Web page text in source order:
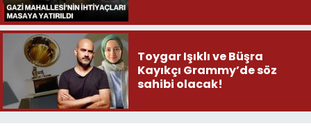
Toygar Işıklı ve Büşra
Kayıkçı Grammy’de söz
sahibi olacak!